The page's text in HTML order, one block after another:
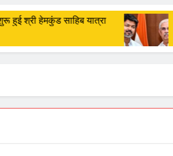
113 विधायकों का
3 Months Ago